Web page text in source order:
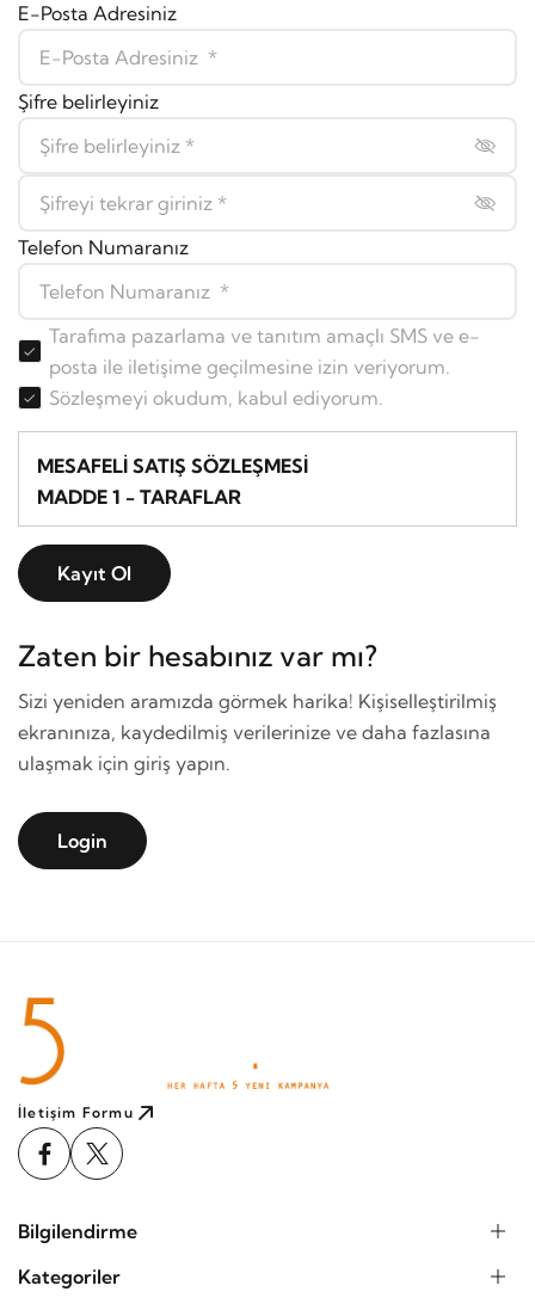
E-Posta Adresiniz
Şifre belirleyiniz
Telefon Numaranız
Tarafıma pazarlama ve tanıtım amaçlı SMS ve e-
posta ile iletişime geçilmesine izin veriyorum.
Sözleşmeyi okudum, kabul ediyorum.
MESAFELİ SATIŞ SÖZLEŞMESİ
MADDE 1 - TARAFLAR
Adı/Unvanı : Simge Grup Yapı Dekorasyon
Sanayi Sitesi 4 Lü B Blok No:63 BAŞAKŞEHİR /
Telefon : 0 212 671 82 84
Cep : 0534 730 10 75
MADDE 2 - KONU
İşbu sözleşmenin konusu, ALICI\'nın SATICI\'ya ait
\"5kampanya.com\" internet alişveriş sitesinden
Korunması Hakkındaki Kanun\" ve \"Mesafeli
Sözleşmeler Uygulama Usul ve Esasları Hakkında
Yönetmelik\" hükümleri gereğince tarafların hak ve
yükümlülüklerinin saptanmasıdır.
3.2. Ödeme Şekli : Havale / EFT ile Ödeme
3.3. Diğer yandan vadeli satışların sadece Bankalara
ait kredi kartları ile yapılması nedeniyle, alıcı, ilgili
Kayıt Ol
Zaten bir hesabınız var mı?
Sizi yeniden aramızda görmek harika! Kişiselleştirilmiş
ekranınıza, kaydedilmiş verilerinize ve daha fazlasına
ulaşmak için giriş yapın.
Login
İletişim Formu
Bilgilendirme
Kategoriler